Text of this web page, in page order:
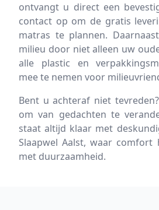
ontvangt u direct een
contact op om de gratis
matras te plannen.
milieu door niet alleen uw
alle plastic en
mee te nemen voor
Bent u achteraf niet
om van gedachten te
staat altijd klaar met
Slaapwel Aalst, waar
met duurzaamheid.